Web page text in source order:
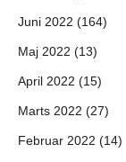
Juni 2022 (164)
Maj 2022 (13)
April 2022 (15)
Marts 2022 (27)
Februar 2022 (14)